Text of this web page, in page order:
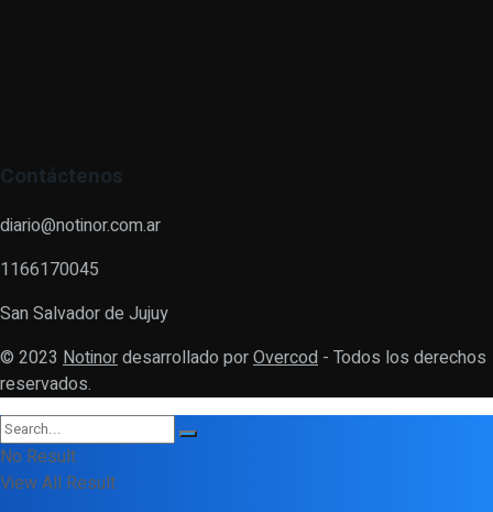
Contáctenos
diario@notinor.com.ar
1166170045
San Salvador de Jujuy
© 2023 Notinordesarrollado porOvercod - Todos los derechos
reservados.
No Result
View All Result